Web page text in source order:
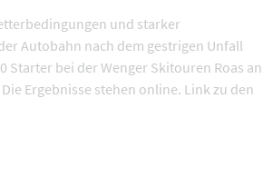
und starker
Autobahn nach dem gestrigen Unfall
Starter bei der Wenger Skitouren Roas an
Ergebnisse stehen online. Link zu den